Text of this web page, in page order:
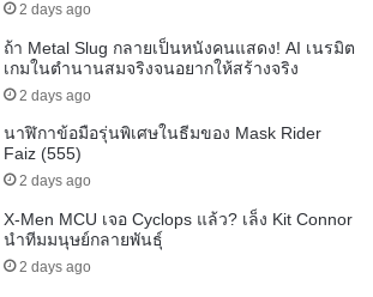
2 days ago
ถ้า Metal Slug กลายเป็นหนังคนแสดง! AI เนรมิต
เกมในตำนานสมจริงจนอยากให้สร้างจริง
2 days ago
นาฬิกาข้อมือรุ่นพิเศษในธีมของ Mask Rider
Faiz (555)
2 days ago
X-Men MCU เจอ Cyclops แล้ว? เล็ง Kit Connor
นำทีมมนุษย์กลายพันธุ์
2 days ago